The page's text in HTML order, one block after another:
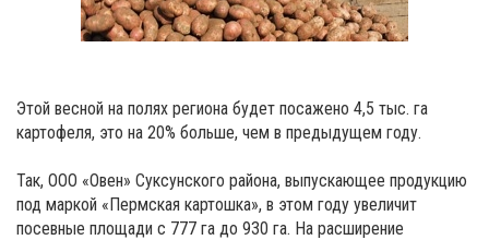
Этой весной на полях региона будет посажено 4,5 тыс. га
картофеля, это на 20% больше, чем в предыдущем году.
Так, ООО «Овен» Суксунского района, выпускающее продукцию
под маркой «Пермская картошка», в этом году увеличит
посевные площади с 777 га до 930 га. На расширение